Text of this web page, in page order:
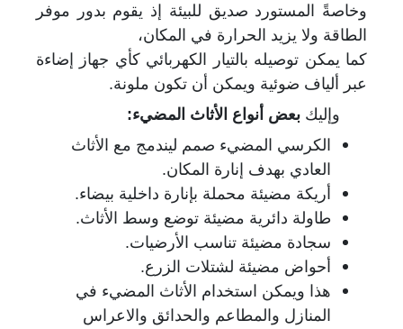
وخاصةً المستورد صديق للبيئة إذ يقوم بدور موفر
الطاقة ولا يزيد الحرارة في المكان،
كما يمكن توصيله بالتيار الكهربائي كأي جهاز إضاءة
عبر ألياف ضوئية ويمكن أن تكون ملونة.
وإليك بعض أنواع الأثاث المضيء:
الكرسي المضيء صمم ليندمج مع الأثاث
العادي بهدف إنارة المكان.
أريكة مضيئة محملة بإنارة داخلية بيضاء.
طاولة دائرية مضيئة توضع وسط الأثاث.
سجادة مضيئة تناسب الأرضيات.
أحواض مضيئة لشتلات الزرع.
هذا ويمكن استخدام الأثاث المضيء في
المنازل والمطاعم والحدائق والاعراس